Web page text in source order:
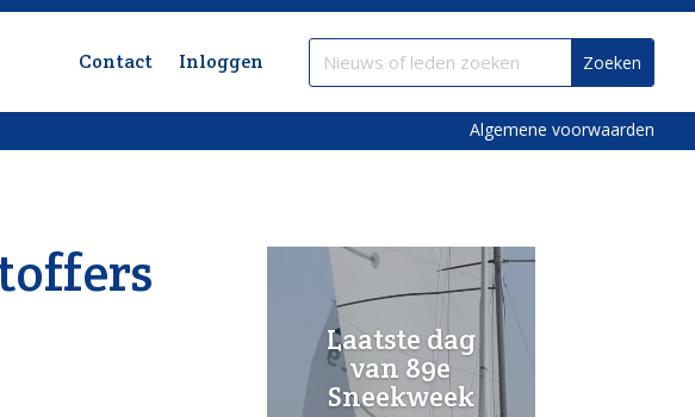
Contact Inloggen
Algemene voorwaarden
Laatste dag
van 89e
Sneekweek